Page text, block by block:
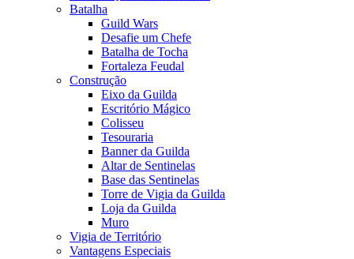
Batalha
Guild Wars
Desafie um Chefe
Batalha de Tocha
Fortaleza Feudal
Construção
Eixo da Guilda
Escritório Mágico
Colisseu
Tesouraria
Banner da Guilda
Altar de Sentinelas
Base das Sentinelas
Torre de Vigia da Guilda
Loja da Guilda
Muro
Vigia de Território
Vantagens Especiais